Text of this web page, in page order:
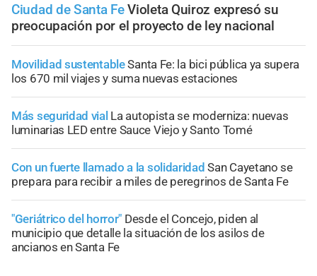
Ciudad de Santa Fe Violeta Quiroz expresó su
preocupación por el proyecto de ley nacional
Movilidad sustentableSanta Fe: la bici pública ya supera
los 670 mil viajes y suma nuevas estaciones
Más seguridad vial La autopista se moderniza: nuevas
luminarias LED entre Sauce Viejo y Santo Tomé
Con un fuerte llamado a la solidaridad San Cayetano se
prepara para recibir a miles de peregrinos de Santa Fe
"Geriátrico del horror" Desde el Concejo, piden al
municipio que detalle la situación de los asilos de
ancianos en Santa Fe